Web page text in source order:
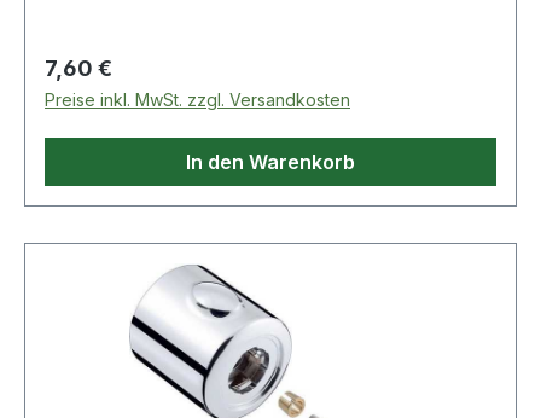
Regulärer Preis:
7,60 €
Preise inkl. MwSt. zzgl. Versandkosten
In den Warenkorb